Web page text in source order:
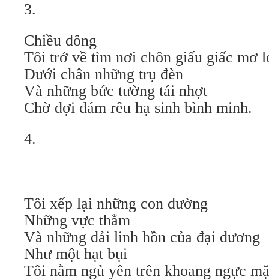
3.
Chiều đông
Tôi trở về tìm nơi chôn giấu giấc mơ
Dưới chân những trụ đèn
Và những bức tường tái nhợt
Chờ đợi đám rêu hạ sinh bình minh.
4.
Tôi xếp lại những con đường
Những vực thẳm
Và những dải linh hồn của đại dương
Như một hạt bụi
Tôi nằm ngủ yên trên khoang ngực